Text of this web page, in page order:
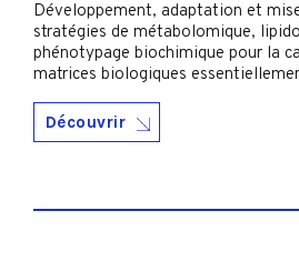
Développement, adaptation et
stratégies de métabolomique,
phénotypage biochimique pour la
matrices biologiques
Découvrir